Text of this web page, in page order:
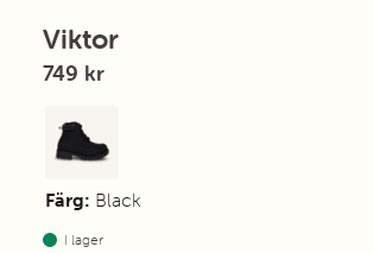
Viktor
749 kr
Färg: Black
I lager